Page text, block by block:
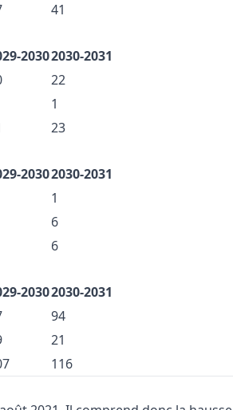
41
20302030-2031
22
1
23
20302030-2031
1
6
6
20302030-2031
94
21
116